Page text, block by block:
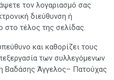
τον λογαριασμό σας
διεύθυνση ή
στο τέλος της σελίδας.
και καθορίζει τους
των συλλεγόμενων
Βαδάσης Άγγελος– Πατούχας